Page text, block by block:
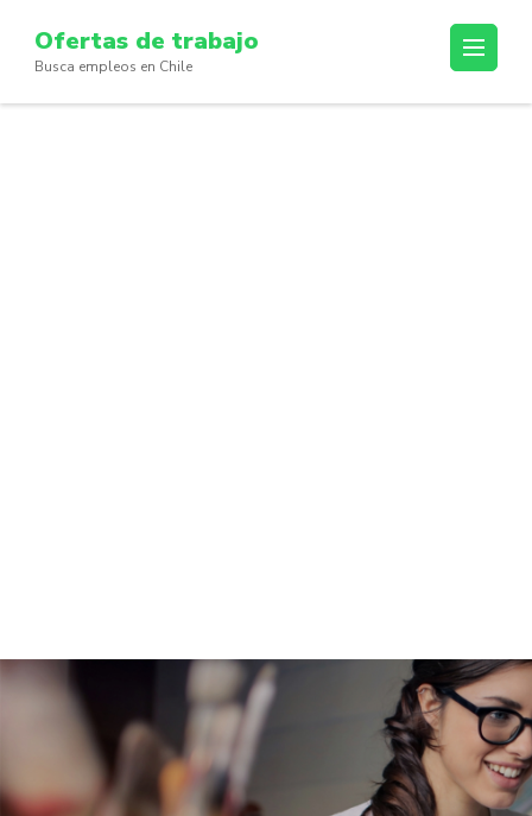
content
(Press
Ofertas de trabajo
Busca empleos en Chile